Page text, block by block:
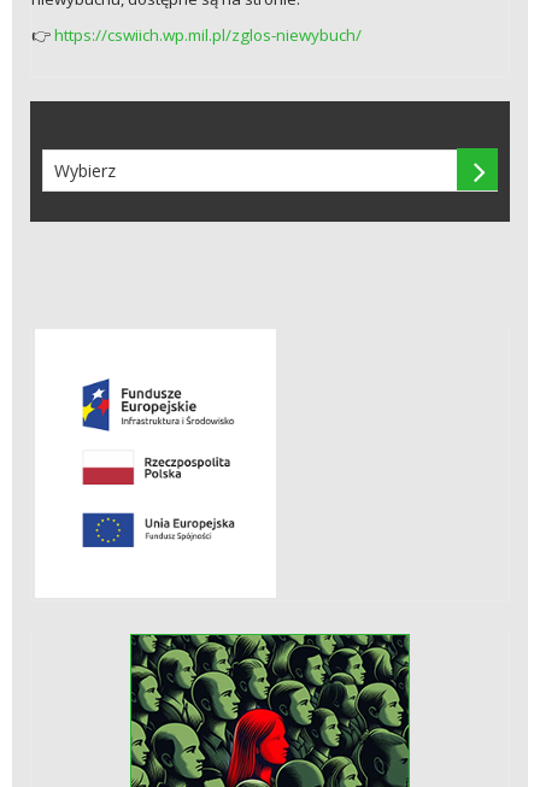
👉 https://cswiich.wp.mil.pl/zglos-niewybuch/
